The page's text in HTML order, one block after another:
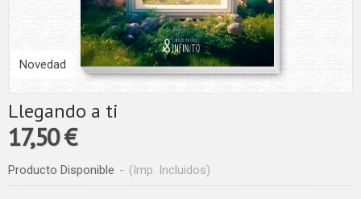
Novedad
Llegando a ti
17,50 €
Producto Disponible - (Imp. Incluidos)